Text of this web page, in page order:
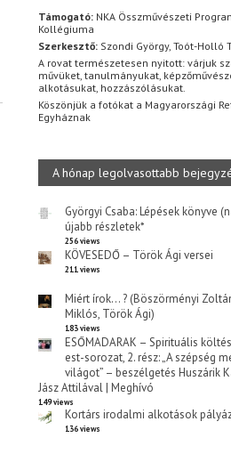
Támogató: NKA Összművészeti
Kollégiuma
Szerkesztő: Szondi György, Toót-Holló
A rovat természetesen nyitott: várjuk
művüket, tanulmányukat,
alkotásukat, hozzászólásukat.
Köszönjük a fotókat a Magyarországi
Egyháznak
A hónap legolvasottabb
Györgyi Csaba: Lépések könyve
újabb részletek*
256 views
KÖVESEDŐ – Török Ági versei
211 views
Miért írok… ? (Böszörményi
Miklós, Török Ági)
183 views
ESŐMADARAK – Spirituális
est-sorozat, 2. rész: „A szépség
világot” – beszélgetés Huszárik
Jász Attilával | Meghívó
149 views
Kortárs irodalmi alkotások
136 views